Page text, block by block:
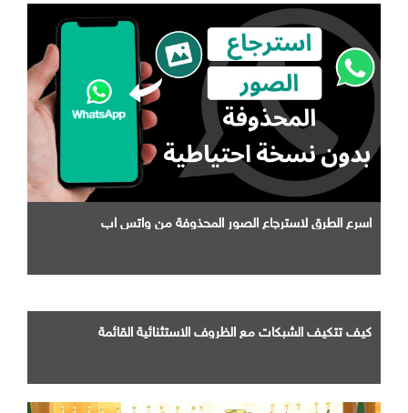
اسرع الطرق لاسترجاع الصور المحذوفة من واتس اب
كيف تتكيف الشبكات مع الظروف الاستثنائية القائمة